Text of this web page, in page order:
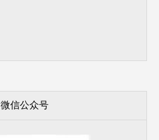
微信公众号